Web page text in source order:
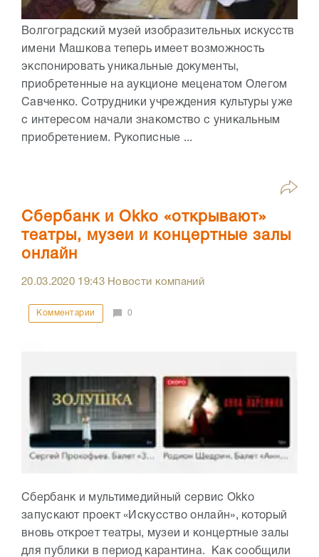
Волгоградский музей изобразительных искусств
имени Машкова теперь имеет возможность
экспонировать уникальные документы,
приобретенные на аукционе меценатом Олегом
Савченко. Сотрудники учреждения культуры уже
с интересом начали знакомство с уникальным
приобретением. Рукописные ...
Сбербанк и Оkko «открывают»
театры, музеи и концертные залы
онлайн
20.03.2020 19:43Новости компаний
Комментарии 0
Сбербанк и мультимедийный сервис Оkko
запускают проект «Искусство онлайн», который
вновь откроет театры, музеи и концертные залы
для публики в период карантина. Как сообщили